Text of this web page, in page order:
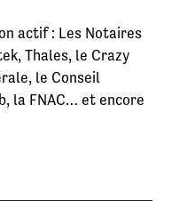
actif : Les Notaires
Thales, le Crazy
le Conseil
la FNAC… et encore